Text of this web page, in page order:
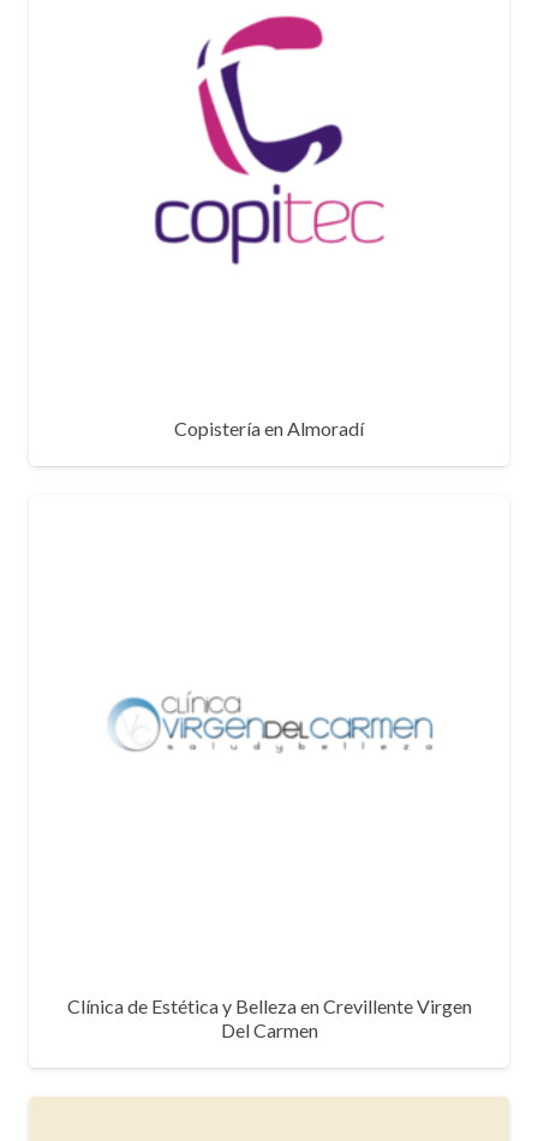
Copistería en Almoradí
Clínica de Estética y Belleza en Crevillente Virgen
Del Carmen